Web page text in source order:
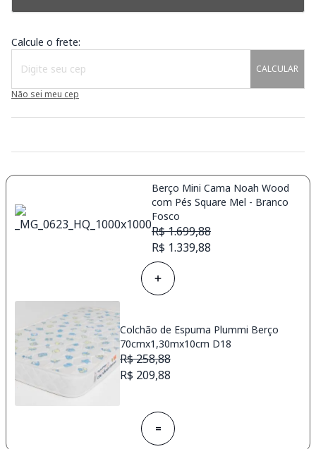
Calcule o frete:
CALCULAR
Não sei meu cep
Berço Mini Cama Noah Wood
com Pés Square Mel - Branco
Fosco
R$ 1.699,88
R$ 1.339,88
Colchão de Espuma Plummi Berço
70cmx1,30mx10cm D18
R$ 258,88
R$ 209,88
=